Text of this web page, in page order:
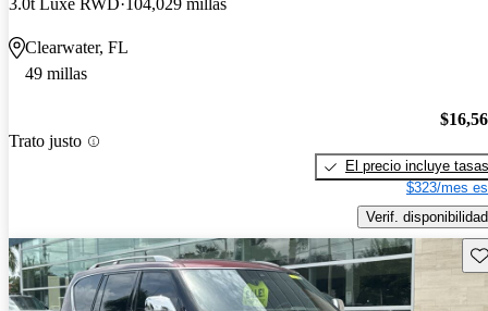
Clearwater, FL
49 millas
Trato justo
El precio incluye tasas
$323/mes
Verif. disponibilidad